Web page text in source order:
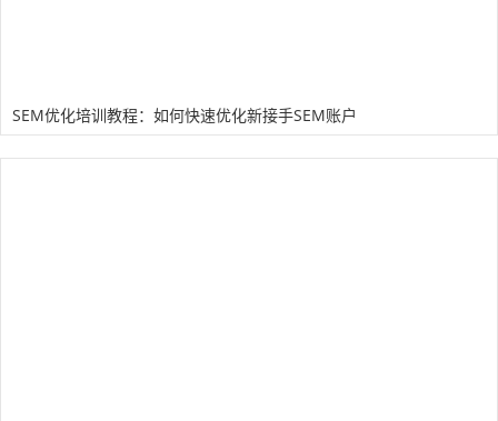
SEM优化培训教程：如何快速优化新接手SEM账户